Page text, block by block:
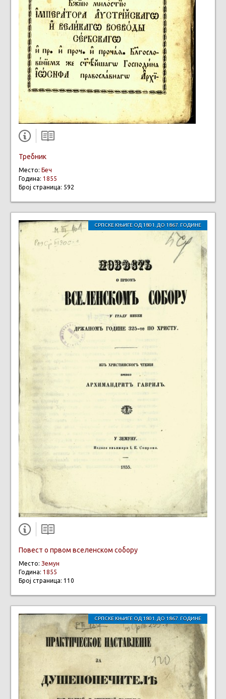
Требник
Место: Беч
Година: 1855
Број страница: 592
СРПСКЕ КЊИГЕ ОД 1801. ДО 1867. ГОДИНЕ
Повест о првом вселенском собору
Место: Земун
Година: 1855
Број страница: 110
СРПСКЕ КЊИГЕ ОД 1801. ДО 1867. ГОДИНЕ